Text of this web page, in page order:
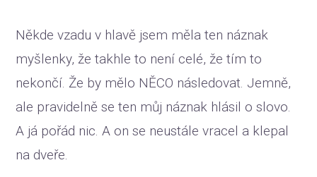
Někde vzadu v hlavě jsem měla ten náznak
myšlenky, že takhle to není celé, že tím to
nekončí. Že by mělo NĚCO následovat. Jemně,
ale pravidelně se ten můj náznak hlásil o slovo.
A já pořád nic. A on se neustále vracel a klepal
na dveře.